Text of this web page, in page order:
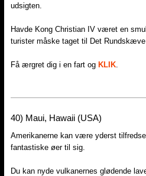
udsigten.
Havde Kong Christian IV været en
turister måske taget til Det
Få ærgret dig i en fart og KLIK
40) Maui, Hawaii (USA)
Amerikanerne kan være yderst
fantastiske øer til sig.
Du kan nyde vulkanernes glødende